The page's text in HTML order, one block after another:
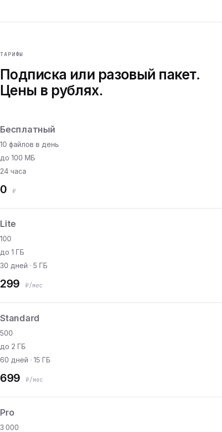
ТАРИФЫ
Подписка или разовый пакет.
Цены в рублях.
Бесплатный
10 файлов в день
до 100 МБ
24 часа
0 ₽
Lite
100
до 1 ГБ
30 дней · 5 ГБ
299 ₽/мес
Standard
500
до 2 ГБ
60 дней · 15 ГБ
699 ₽/мес
Pro
3 000